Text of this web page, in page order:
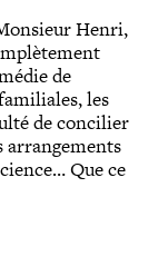
Henri,
de
les
de concilier
arrangements
Que ce